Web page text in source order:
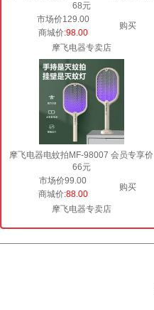
68元
市场价129.00
购买
商城价:98.00
摩飞电器专卖店
摩飞电器电蚊拍MF-98007 会员专享价
66元
市场价99.00
购买
商城价:88.00
摩飞电器专卖店